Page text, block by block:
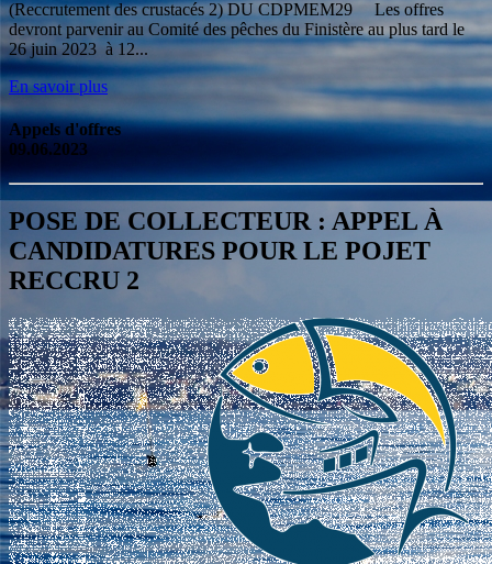
(Reccrutement des crustacés 2) DU CDPMEM29 Les offres
devront parvenir au Comité des pêches du Finistère au plus tard le
26 juin 2023 à 12...
En savoir plus
Appels d'offres
09.06.2023
POSE DE COLLECTEUR : APPEL À
CANDIDATURES POUR LE POJET
RECCRU 2